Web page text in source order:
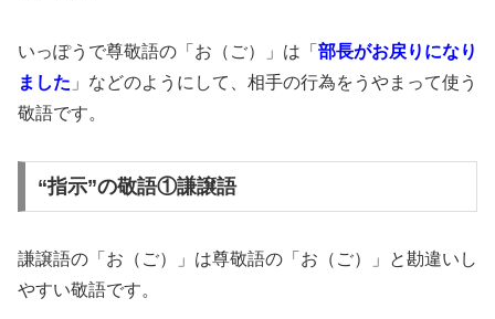
いっぽうで尊敬語の「お（ご）」は「 部長がお戻りになり
ました 」などのようにして、相手の行為をうやまって使う
敬語です。
“指示”の敬語①謙譲語
謙譲語の「お（ご）」は尊敬語の「お（ご）」と勘違いし
やすい敬語です。